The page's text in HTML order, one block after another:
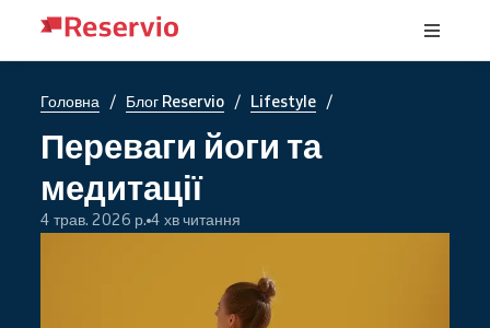
Головна / Блог Reservio / Lifestyle /
Переваги йоги та
медитації
4 трав. 2026 р. 4 хв читання